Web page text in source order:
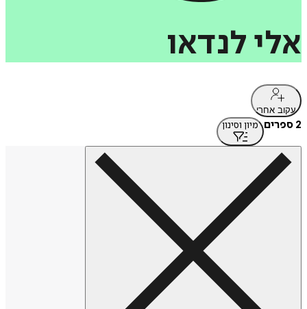
אלי לנדאו
עקוב אחרי
2 ספרים מיון וסינון